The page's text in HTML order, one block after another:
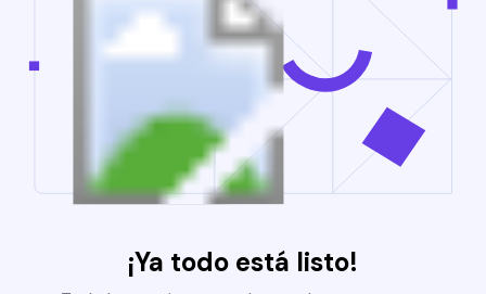
¡Ya todo está listo!